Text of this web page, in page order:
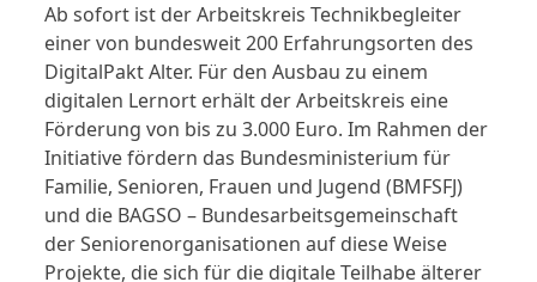
Ab sofort ist der Arbeitskreis Technikbegleiter
einer von bundesweit 200 Erfahrungsorten des
DigitalPakt Alter. Für den Ausbau zu einem
digitalen Lernort erhält der Arbeitskreis eine
Förderung von bis zu 3.000 Euro. Im Rahmen der
Initiative fördern das Bundesministerium für
Familie, Senioren, Frauen und Jugend (BMFSFJ)
und die BAGSO – Bundesarbeitsgemeinschaft
der Seniorenorganisationen auf diese Weise
Projekte, die sich für die digitale Teilhabe älterer